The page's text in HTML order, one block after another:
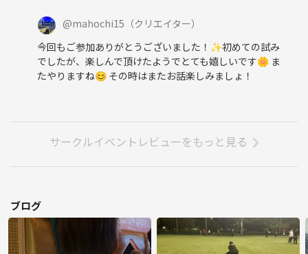
@mahochi15 （クリエイター）
今回もご参加ありがとうございました！✨️初めての試み
でしたが、楽しんで頂けたようでとても嬉しいです🌼 ま
たやりますね😊 その時はまたお話楽しみましょ！
サークルイベントレビューをもっと見る
ブログ